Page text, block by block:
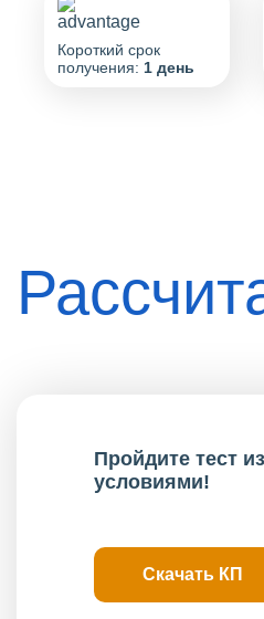
Короткий срок
получения: 1 день
Пройдите тест
условиями!
Скачать КП